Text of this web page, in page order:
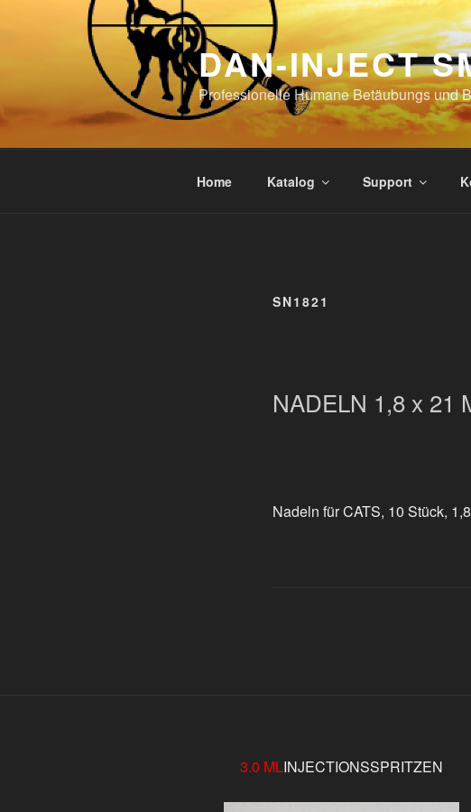
DAN-INJECT
Professionelle Humane Betäubungs und
Home Katalog Support
SN1821
NADELN 1,8 x 21
Nadeln für CATS, 10 Stück,
3.0 MLINJECTIONSSPRITZEN